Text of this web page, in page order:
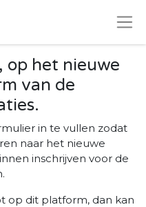
op het nieuwe
van de
in te vullen zodat
naar het nieuwe
inschrijven voor de
op dit platform, dan kan